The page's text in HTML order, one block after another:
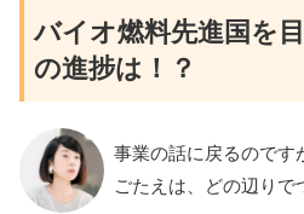
バイオ燃料先進国を
の進捗は！？
事業の話に戻るのです
ごたえは、どの辺りで